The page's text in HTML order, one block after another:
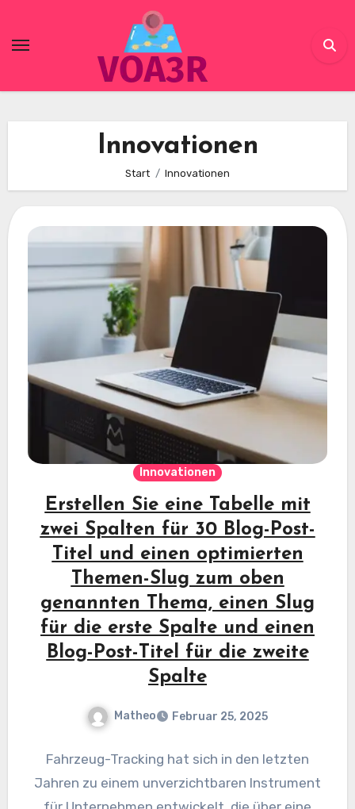
content
Innovationen
Start Innovationen
Innovationen
Erstellen Sie eine Tabelle mit
zwei Spalten für 30 Blog-Post-
Titel und einen optimierten
Themen-Slug zum oben
genannten Thema, einen Slug
für die erste Spalte und einen
Blog-Post-Titel für die zweite
Spalte
Matheo Februar 25, 2025
Fahrzeug-Tracking hat sich in den letzten
Jahren zu einem unverzichtbaren Instrument